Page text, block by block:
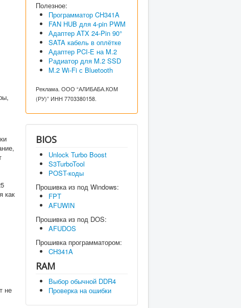
как
не
Полезное:
Программатор CH341A
FAN HUB для 4-pin PWM
Адаптер ATX 24-Pin 90°
SATA кабель в оплётке
Адаптер PCI-E на M.2
Радиатор для M.2 SSD
M.2 Wi-Fi с Bluetooth
Реклама. ООО “АЛИБАБА.КОМ
(РУ)” ИНН 7703380158.
BIOS
Unlock Turbo Boost
S3TurboTool
POST-коды
Прошивка из под Windows:
FPT
AFUWIN
Прошивка из под DOS:
AFUDOS
Прошивка программатором:
CH341A
RAM
Выбор обычной DDR4
Проверка на ошибки